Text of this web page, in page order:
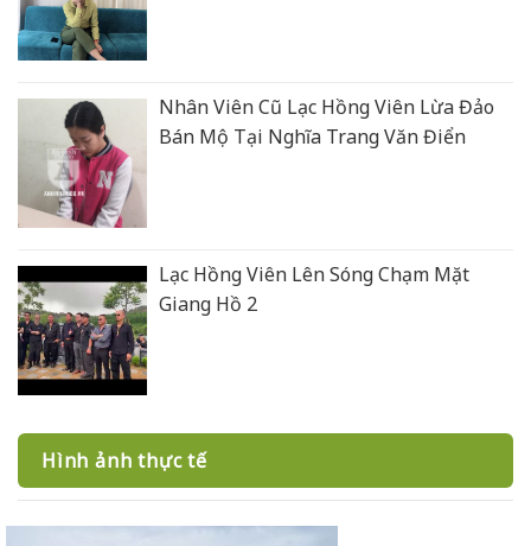
Nhân Viên Cũ Lạc Hồng Viên Lừa Đảo
Bán Mộ Tại Nghĩa Trang Văn Điển
Lạc Hồng Viên Lên Sóng Chạm Mặt
Giang Hồ 2
Hình ảnh thực tế